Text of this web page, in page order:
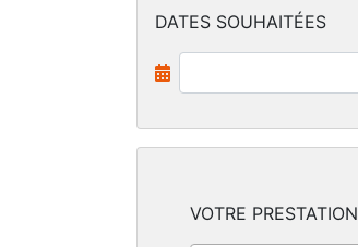
DATES SOUHAITÉES
VOTRE PRESTATION